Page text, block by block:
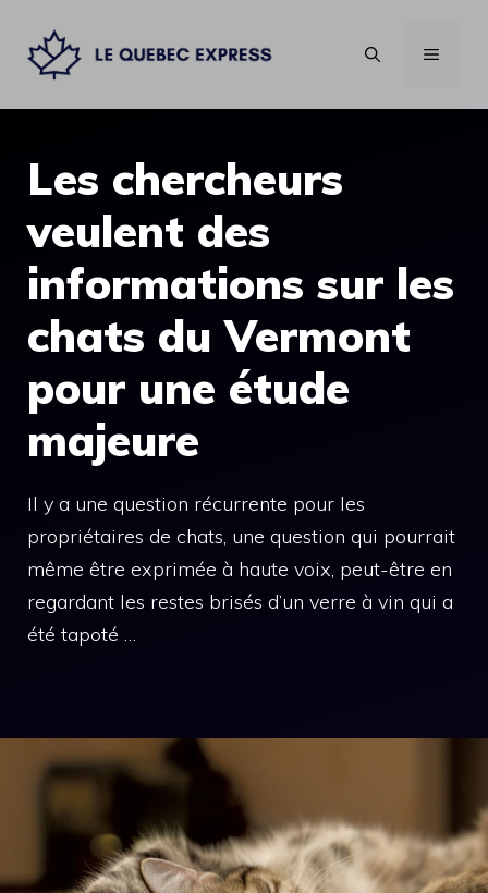
contenu
MENU
Les chercheurs
veulent des
informations sur les
chats du Vermont
pour une étude
majeure
Il y a une question récurrente pour les
propriétaires de chats, une question qui pourrait
même être exprimée à haute voix, peut-être en
regardant les restes brisés d’un verre à vin qui a
été tapoté …